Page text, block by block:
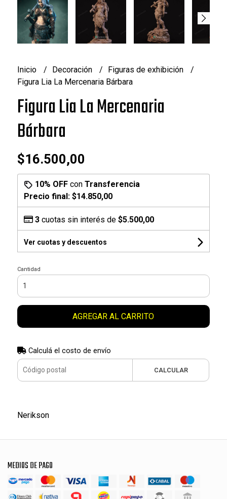
Inicio Decoración
Figuras de exhibición
Figura Lia La Mercenaria Bárbara
Figura Lia La Mercenaria
Bárbara
$16.500,00
10% OFFcon Transferencia
Precio final: $14.850,00
3cuotas sin interés de $5.500,00
Ver cuotas y descuentos
Cantidad
AGREGAR AL CARRITO
Calculá el costo de envío
CALCULAR
Nerikson
MEDIOS DE PAGO